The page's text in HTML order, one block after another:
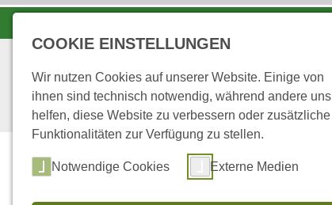
Start Über uns
COOKIE EINSTELLUNGEN
Wir nutzen Cookies auf unserer Website. Einige von
ihnen sind technisch notwendig, während andere uns
helfen, diese Website zu verbessern oder zusätzliche
Funktionalitäten zur Verfügung zu stellen.
Notwendige Cookies Externe Medien